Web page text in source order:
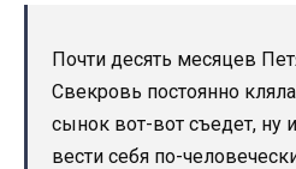
Почти десять месяцев
Свекровь постоянно
сынок вот-вот съедет, ну
вести себя по-